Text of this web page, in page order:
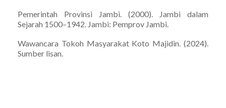
Pemerintah Provinsi Jambi. (2000). Jambi dalam
Sejarah 1500–1942. Jambi: Pemprov Jambi.
Wawancara Tokoh Masyarakat Koto Majidin. (2024).
Sumber lisan.